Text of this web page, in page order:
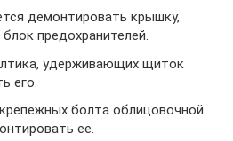
демонтировать крышку,
предохранителей.
удерживающих щиток
его.
болта облицовочной
ее.